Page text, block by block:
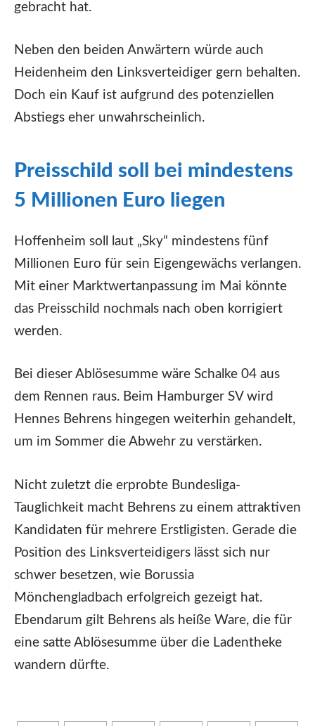
gebracht hat.
Neben den beiden Anwärtern würde auch
Heidenheim den Linksverteidiger gern behalten.
Doch ein Kauf ist aufgrund des potenziellen
Abstiegs eher unwahrscheinlich.
Preisschild soll bei mindestens
5 Millionen Euro liegen
Hoffenheim soll laut „Sky“ mindestens fünf
Millionen Euro für sein Eigengewächs verlangen.
Mit einer Marktwertanpassung im Mai könnte
das Preisschild nochmals nach oben korrigiert
werden.
Bei dieser Ablösesumme wäre Schalke 04 aus
dem Rennen raus. Beim Hamburger SV wird
Hennes Behrens hingegen weiterhin gehandelt,
um im Sommer die Abwehr zu verstärken.
Nicht zuletzt die erprobte Bundesliga-
Tauglichkeit macht Behrens zu einem attraktiven
Kandidaten für mehrere Erstligisten. Gerade die
Position des Linksverteidigers lässt sich nur
schwer besetzen, wie Borussia
Mönchengladbach erfolgreich gezeigt hat.
Ebendarum gilt Behrens als heiße Ware, die für
eine satte Ablösesumme über die Ladentheke
wandern dürfte.